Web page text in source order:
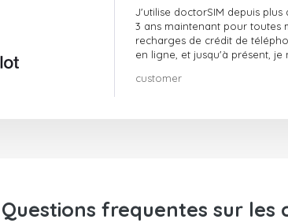
J'utilise doctorSIM depuis plus
3 ans maintenant pour toutes
recharges de crédit de
en ligne, et jusqu'à présent, je
vivement !!!
customer
Questions frequentes sur les